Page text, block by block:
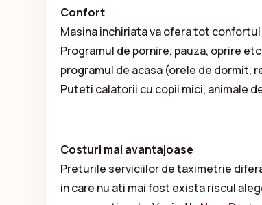
Confort
Masina inchiriata va ofera tot
Programul de pornire, pauza, oprire
programul de acasa (orele de dormit,
Puteti calatorii cu copii mici, animale
Costuri mai avantajoase
Preturile serviciilor de taximetrie
in care nu ati mai fost exista riscul